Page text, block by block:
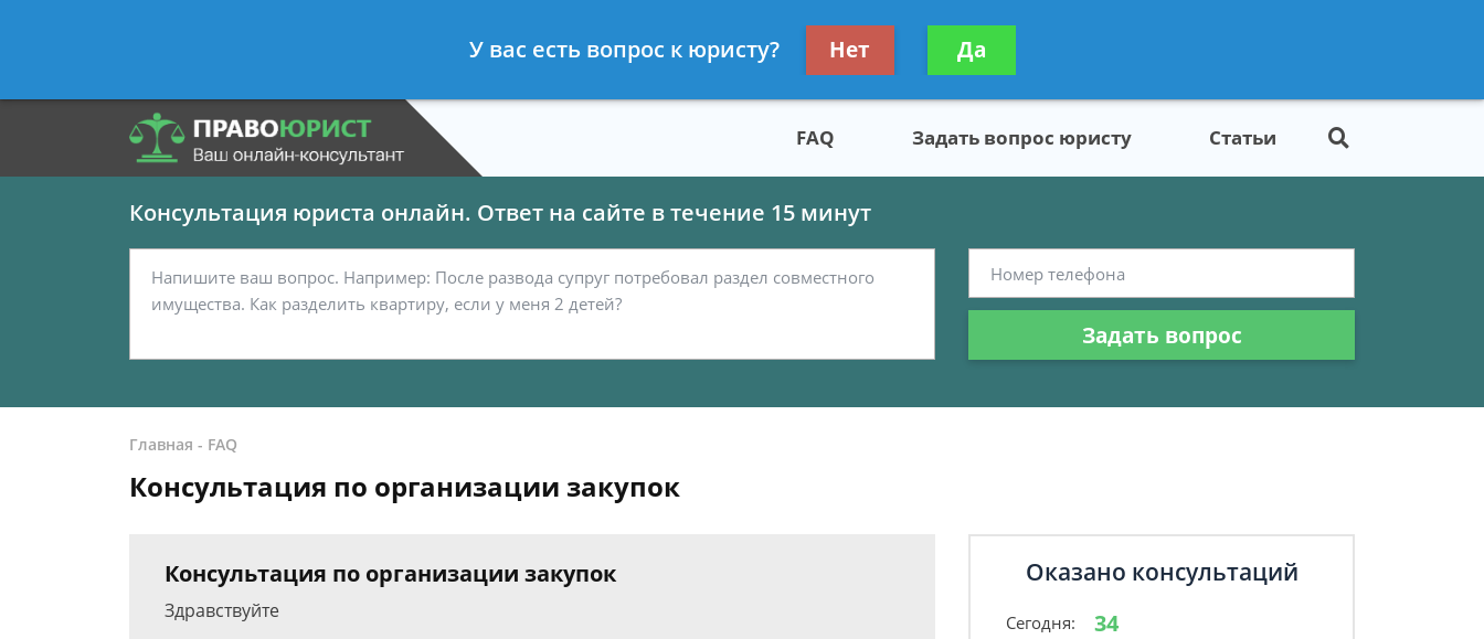
- Юрист по гражданскому праву
Получите консультацию
бесплатно
FAQ Задать вопрос юристу Статьи
Консультация юриста онлайн. Ответ на сайте в течение 15 минут
Задать вопрос
Главная - FAQ
Консультация по организации закупок
Консультация по организации закупок
Здравствуйте
Оказано консультаций
Сегодня: 34
У вас есть вопрос к юристу? Нет Да